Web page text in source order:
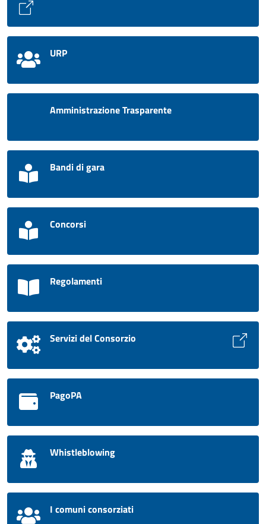
URP
Amministrazione Trasparente
Bandi di gara
Concorsi
Regolamenti
Servizi del Consorzio
PagoPA
Whistleblowing
I comuni consorziati